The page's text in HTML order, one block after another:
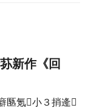
新作《回
匦氪小３捎逄